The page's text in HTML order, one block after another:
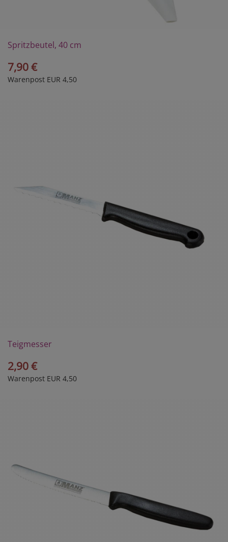
Spritzbeutel, 40 cm
7,90 €
Warenpost EUR 4,50
Teigmesser
2,90 €
Warenpost EUR 4,50